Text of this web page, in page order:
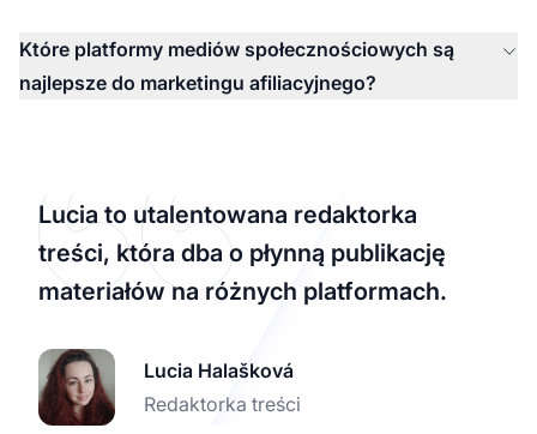
Które platformy mediów społecznościowych są
najlepsze do marketingu afiliacyjnego?
Lucia to utalentowana redaktorka
treści, która dba o płynną publikację
materiałów na różnych platformach.
Lucia Halašková
Redaktorka treści